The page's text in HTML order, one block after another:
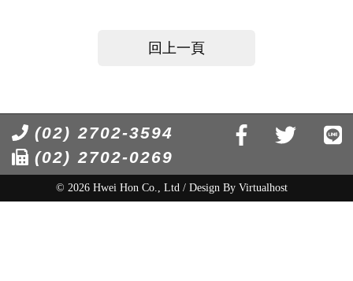
回上一頁
(02) 2702-3594
(02) 2702-0269
© 2026 Hwei Hon Co., Ltd / Design By Virtualhost